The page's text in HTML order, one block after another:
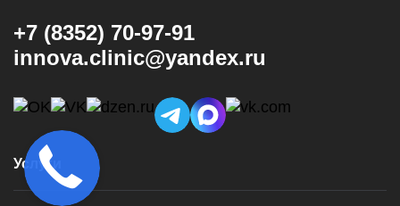
+7 (8352) 70-97-91
innova.clinic@yandex.ru
Услуги